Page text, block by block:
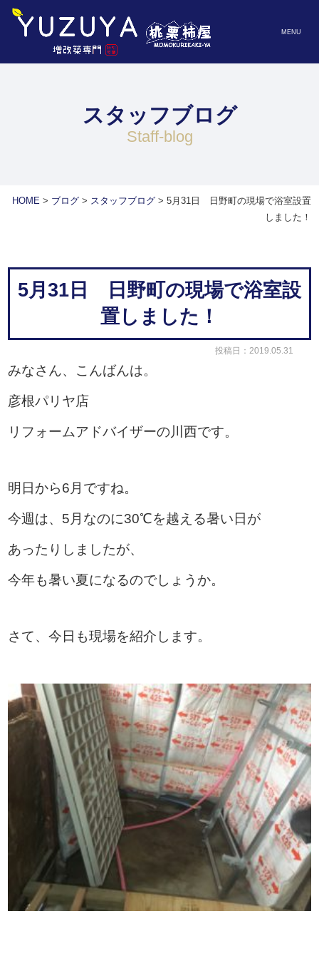
MENU
スタッフブログ
staff-blog
HOME> ブログ> スタッフブログ> 5月31日 日野町の現場で浴室設置
しました！
5月31日 日野町の現場で浴室設
置しました！
投稿日：2019.05.31
みなさん、こんばんは。
彦根パリヤ店
リフォームアドバイザーの川西です。
明日から6月ですね。
今週は、5月なのに30℃を越える暑い日が
あったりしましたが、
今年も暑い夏になるのでしょうか。
さて、今日も現場を紹介します。